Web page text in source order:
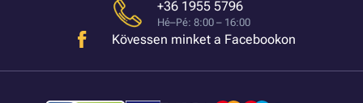
+36 1955 5796
Hé–Pé: 8:00 – 16:00
Kövessen minket a Facebookon